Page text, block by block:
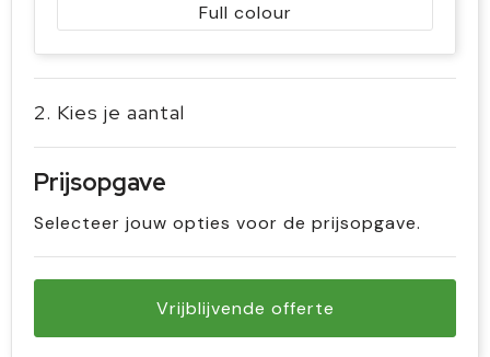
Full colour
2. Kies je aantal
Prijsopgave
Selecteer jouw opties voor de prijsopgave.
Vrijblijvende offerte